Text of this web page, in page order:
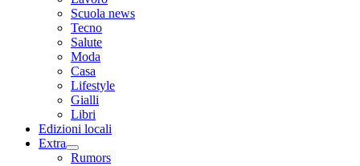
Scuola news
Tecno
Salute
Moda
Casa
Lifestyle
Gialli
Libri
Edizioni locali
Extra
Rumors